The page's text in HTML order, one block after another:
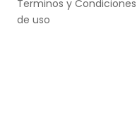
Terminos y Condiciones
de uso